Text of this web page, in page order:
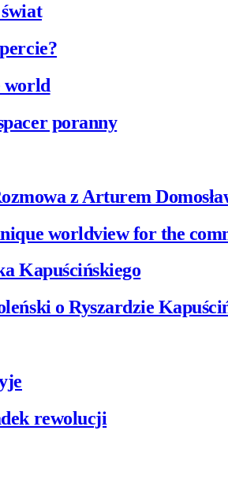
world
poranny
z Arturem
worldview for the
Kapuścińskiego
o Ryszardzie
rewolucji